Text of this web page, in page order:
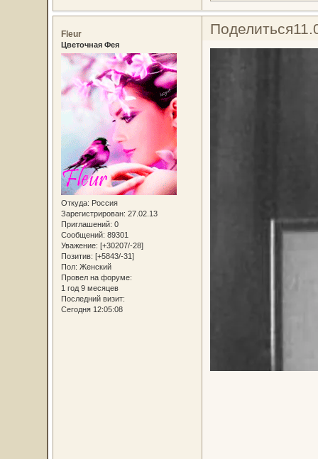
Поделиться
Fleur
Цветочная Фея
Откуда: Россия
Зарегистрирован: 27.02.13
Приглашений: 0
Сообщений: 89301
Уважение: [+30207/-28]
Позитив: [+5843/-31]
Пол: Женский
Провел на форуме:
1 год 9 месяцев
Последний визит:
Сегодня 12:05:08